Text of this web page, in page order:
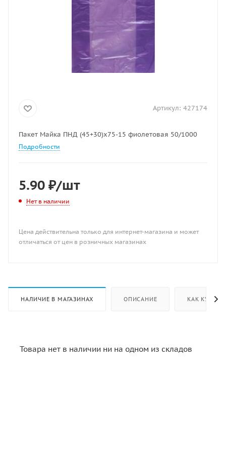
Артикул: 427174
Пакет Майка ПНД (45+30)х75-15 фиолетовая 50/1000
Подробности
5.90 ₽/шт
Нет в наличии
Цена действительна только для интернет-магазина и может
отличаться от цен в розничных магазинах
НАЛИЧИЕ В МАГАЗИНАХ ОПИСАНИЕ КАК КУПИТЬ
Товара нет в наличии ни на одном из складов